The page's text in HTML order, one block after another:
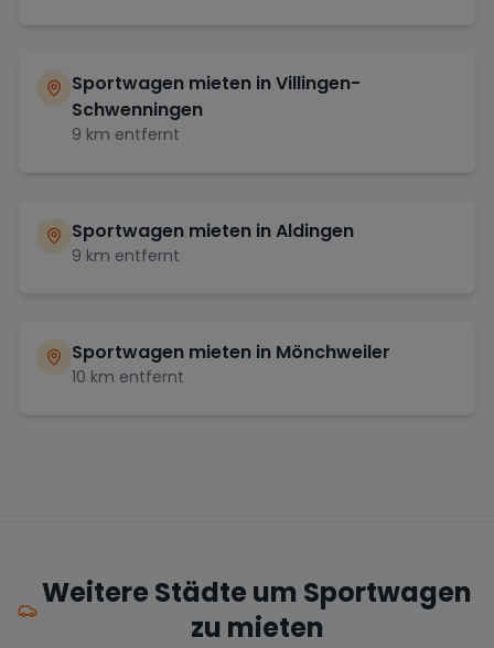
Sportwagen mieten inVillingen-
Schwenningen
9 km entfernt
Sportwagen mieten inAldingen
9 km entfernt
Sportwagen mieten in Mönchweiler
10 km entfernt
Weitere Städte um Sportwagen
zu mieten